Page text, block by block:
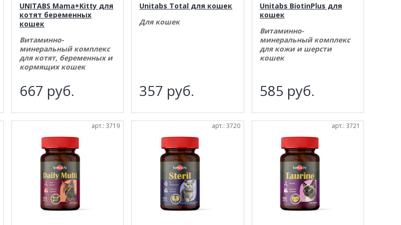
UNITABS Mama+Kitty для
котят беременных
кошек
Витаминно-
минеральный комплекс
для котят, беременных и
кормящих кошек
667 руб.
Unitabs Total для кошек
Для кошек
357 руб.
Unitabs BiotinPlus для
кошек
Витаминно-
минеральный комплекс
для кожи и шерсти
кошек
585 руб.
арт.: 3719 арт.: 3720 арт.: 3721